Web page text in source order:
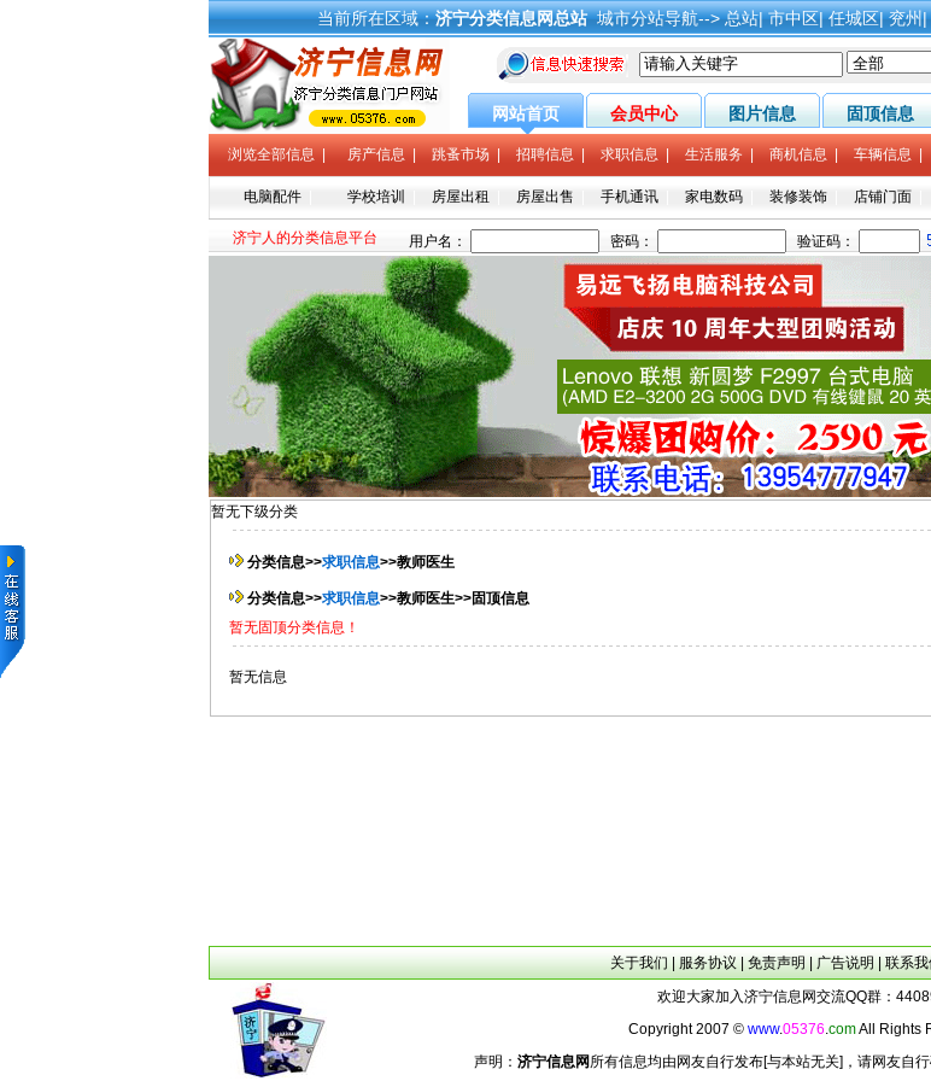
当前所在区域：济宁分类信息网总站城市分站导航-->总站|市中区|任城区|兖州|
网站首页 会员中心 图片信息 固顶信息
浏览全部信息 房产信息 跳蚤市场 招聘信息 求职信息 生活服务 商机信息 车辆信息
电脑配件 学校培训 房屋出租 房屋出售 手机通讯 家电数码 装修装饰 店铺门面
济宁人的分类信息平台
暂无下级分类
分类信息>>求职信息>>教师医生
分类信息>>求职信息>>教师医生>>固顶信息
暂无固顶分类信息！
暂无信息
关于我们 服务协议 免责声明 广告说明 联系我
欢迎大家加入济宁信息网交流QQ群：
Copyright 2007 © www.05376.comAll Rights
声明： 济宁信息网 所有信息均由网友自行发布[与本站无关]，请网友自